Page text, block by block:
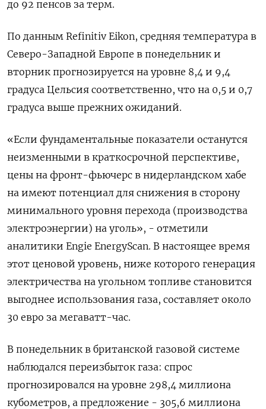
до 92 пенсов за терм.
По данным Refinitiv Eikon, средняя температура в
Северо-Западной Европе в понедельник и
вторник прогнозируется на уровне 8,4 и 9,4
градуса Цельсия соответственно, что на 0,5 и 0,7
градуса выше прежних ожиданий.
«Если фундаментальные показатели останутся
неизменными в краткосрочной перспективе,
цены на фронт-фьючерс в нидерландском хабе
на имеют потенциал для снижения в сторону
минимального уровня перехода (производства
электроэнергии) на уголь», - отметили
аналитики Engie EnergyScan. В настоящее время
этот ценовой уровень, ниже которого генерация
электричества на угольном топливе становится
выгоднее использования газа, составляет около
30 евро за мегаватт-час.
В понедельник в британской газовой системе
наблюдался переизбыток газа: спрос
прогнозировался на уровне 298,4 миллиона
кубометров, а предложение - 305,6 миллиона